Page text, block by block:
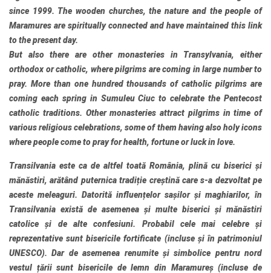
since 1999. The wooden churches, the nature and the people of
Maramures are spiritually connected and have maintained this link
to the present day.
But also there are other monasteries in Transylvania, either
orthodox or catholic, where pilgrims are coming in large number to
pray. More than one hundred thousands of catholic pilgrims are
coming each spring in Sumuleu Ciuc to celebrate the Pentecost
catholic traditions. Other monasteries attract pilgrims in time of
various religious celebrations, some of them having also holy icons
where people come to pray for health, fortune or luck in love.
Transilvania este ca de altfel toată România, plină cu biserici și
mănăstiri, arătând puternica tradiție creștină care s-a dezvoltat pe
aceste meleaguri. Datorită influențelor sașilor și maghiarilor, în
Transilvania există de asemenea și multe biserici și mănăstiri
catolice și de alte confesiuni. Probabil cele mai celebre și
reprezentative sunt bisericile fortificate (incluse și în patrimoniul
UNESCO). Dar de asemenea renumite și simbolice pentru nord
vestul țării sunt bisericile de lemn din Maramureș (incluse de